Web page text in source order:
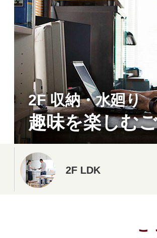
2F LDK
2F 収納・水廻り
趣味を楽しむ